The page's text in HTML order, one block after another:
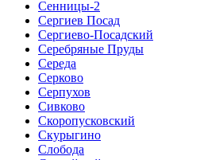
Сенницы-2
Сергиев Посад
Сергиево-Посадский
Серебряные Пруды
Середа
Серково
Серпухов
Сивково
Скоропусковский
Скурыгино
Слобода